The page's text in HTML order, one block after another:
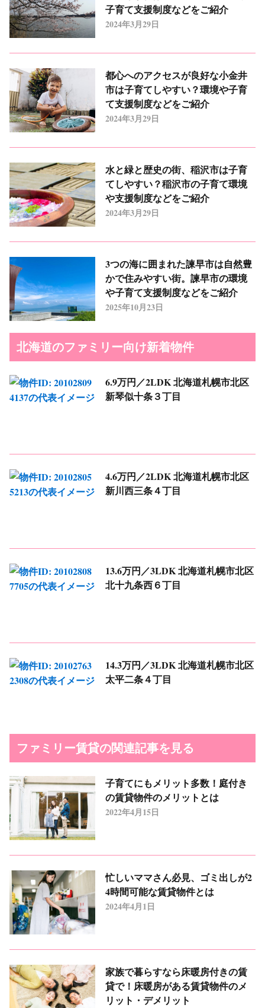
子育て支援制度などをご紹介
2024年3月29日
都心へのアクセスが良好な小金井
市は子育てしやすい？環境や子育
て支援制度などをご紹介
2024年3月29日
水と緑と歴史の街、稲沢市は子育
てしやすい？稲沢市の子育て環境
や支援制度などをご紹介
2024年3月29日
3つの海に囲まれた諫早市は自然豊
かで住みやすい街。諫早市の環境
や子育て支援制度などをご紹介
2025年10月23日
北海道のファミリー向け新着物件
6.9万円／2LDK北海道札幌市北区
新琴似十条３丁目
4.6万円／2LDK北海道札幌市北区
新川西三条４丁目
13.6万円／3LDK北海道札幌市北区
北十九条西６丁目
14.3万円／3LDK北海道札幌市北区
太平二条４丁目
ファミリー賃貸の関連記事を見る
子育てにもメリット多数！庭付き
の賃貸物件のメリットとは
2022年4月15日
忙しいママさん必見、ゴミ出しが2
4時間可能な賃貸物件とは
2024年4月1日
家族で暮らすなら床暖房付きの賃
貸で！床暖房がある賃貸物件のメ
リット・デメリット